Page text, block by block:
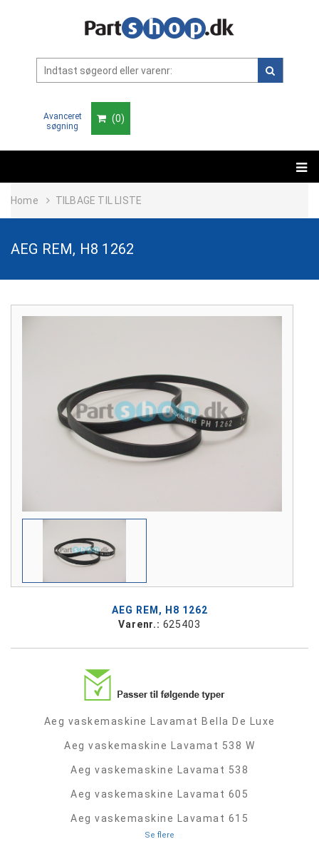
Avanceret
søgning
(0)
Home TILBAGE TIL LISTE
AEG REM, H8 1262
AEG REM, H8 1262
Varenr.: 625403
Aeg vaskemaskine Lavamat Bella De Luxe
Aeg vaskemaskine Lavamat 538 W
Aeg vaskemaskine Lavamat 538
Aeg vaskemaskine Lavamat 605
Aeg vaskemaskine Lavamat 615
Se flere